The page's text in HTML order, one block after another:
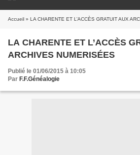
Accueil » LA CHARENTE ET L’ACCÈS GRATUIT AUX
LA CHARENTE ET L’ACCÈS
ARCHIVES NUMERISÉES
Publié le 01/06/2015 à 10:05
Par F.F.Généalogie